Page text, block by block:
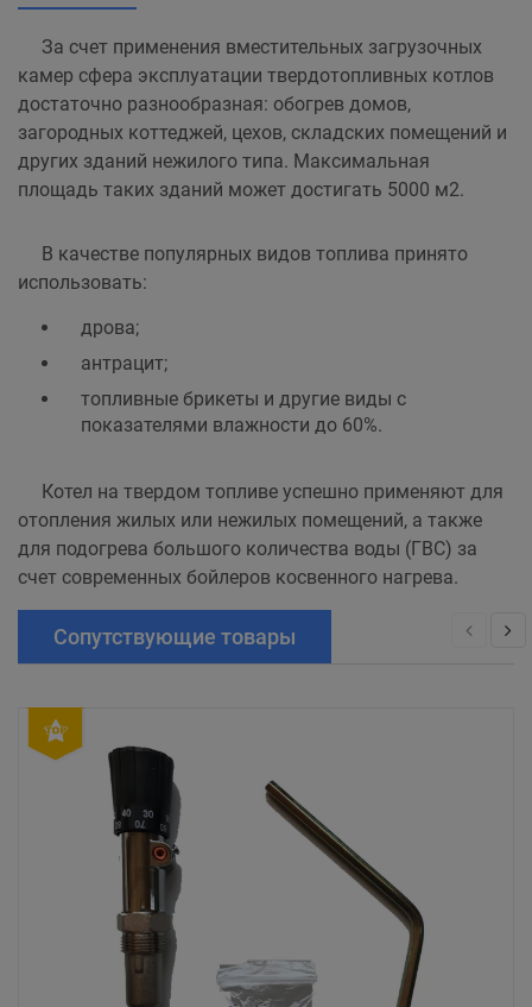
За счет применения вместительных загрузочных
камер сфера эксплуатации твердотопливных котлов
достаточно разнообразная: обогрев домов,
загородных коттеджей, цехов, складских помещений и
других зданий нежилого типа. Максимальная
площадь таких зданий может достигать 5000 м2.
В качестве популярных видов топлива принято
использовать:
дрова;
антрацит;
топливные брикеты и другие виды с
показателями влажности до 60%.
Котел на твердом топливе успешно применяют для
отопления жилых или нежилых помещений, а также
для подогрева большого количества воды (ГВС) за
счет современных бойлеров косвенного нагрева.
Сопутствующие товары